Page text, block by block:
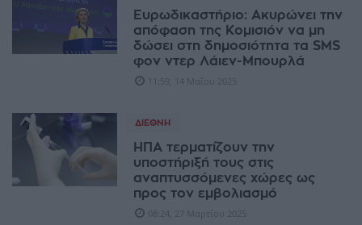
Ευρωδικαστήριο: Ακυρώνει την
απόφαση της Κομισιόν να μη
δώσει στη δημοσιότητα τα SMS
φον ντερ Λάιεν-Μπουρλά
11:59, 14 Μαΐου 2025
ΔΙΕΘΝΉ
ΗΠΑ τερματίζουν την
υποστήριξή τους στις
αναπτυσσόμενες χώρες ως
προς τον εμβολιασμό
08:24, 27 Μαρτίου 2025